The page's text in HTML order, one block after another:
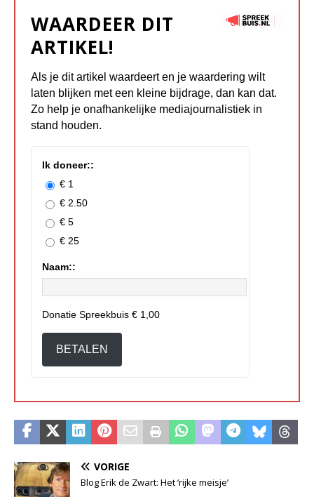
WAARDEER DIT
ARTIKEL!
Als je dit artikel waardeert en je waardering wilt
laten blijken met een kleine bijdrage, dan kan dat.
Zo help je onafhankelijke mediajournalistiek in
stand houden.
Ik doneer::
€ 1
€ 2.50
€ 5
€ 25
Naam::
Donatie Spreekbuis € 1,00
BETALEN
VORIGE
Blog Erik de Zwart: Het ‘rijke meisje’